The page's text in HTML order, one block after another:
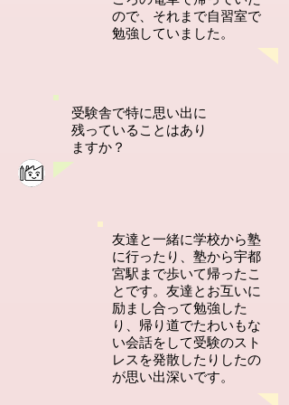
ので、それまで自習室で
勉強していました。
受験舎で特に思い出に
残っていることはあり
ますか？
友達と一緒に学校から塾
に行ったり、塾から宇都
宮駅まで歩いて帰ったこ
とです。友達とお互いに
励まし合って勉強した
り、帰り道でたわいもな
い会話をして受験のスト
レスを発散したりしたの
が思い出深いです。